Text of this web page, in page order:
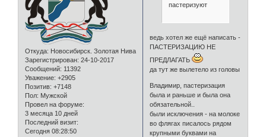
Откуда: Новосибирск. Золотая Нива
Зарегистрирован: 24-10-2017
Сообщений: 11392
Уважение: +2905
Позитив: +7148
Пол: Мужской
Провел на форуме:
3 месяца 10 дней
Последний визит:
Сегодня 08:28:50
пастеризуют
ведь хотел же ещё написать -
ПАСТЕРИЗАЦИЮ НЕ
ПРЕДЛАГАТЬ
да тут же вылетело из головы
Владимир, пастеризация
была и раньше и была она
обязательной..
были исключения - на молоке
во флягах писалось рядом
крупными буквами на